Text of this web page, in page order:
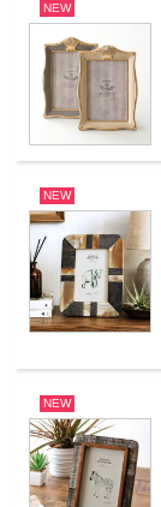
NEW
NEW
NEW